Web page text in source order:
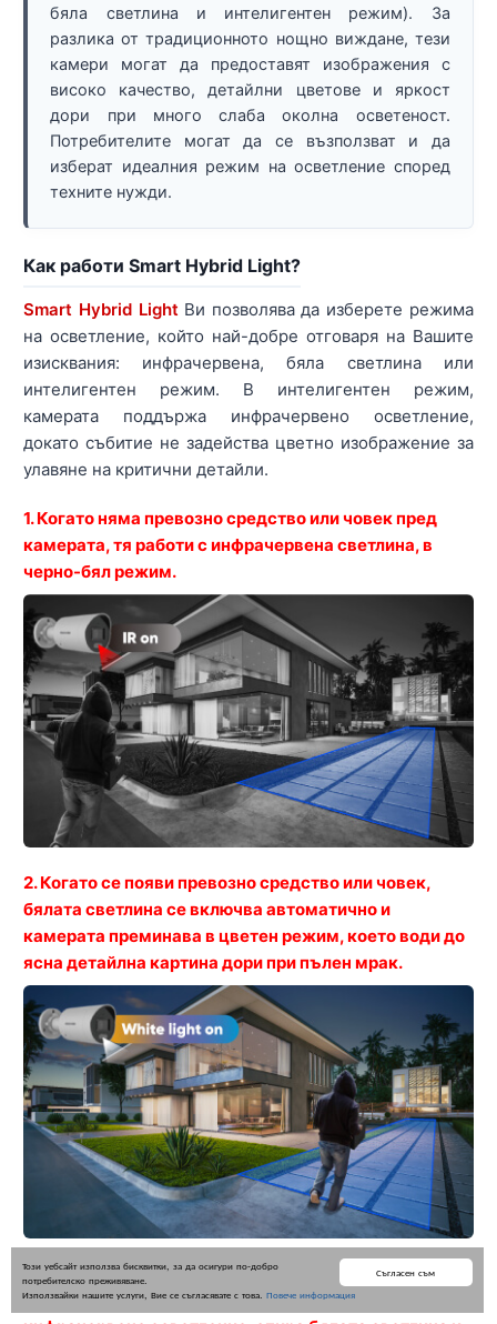
Съгласен съм
Този уебсайт използва бисквитки, за да осигури по-добро
потребителско преживяване.
Използвайки нашите услуги, Вие се съгласявате с това. Повече информация
бяла светлина и интелигентен режим). За
разлика от традиционното нощно виждане, тези
камери могат да предоставят изображения с
високо качество, детайлни цветове и яркост
дори при много слаба околна осветеност.
Потребителите могат да се възползват и да
изберат идеалния режим на осветление според
техните нужди.
Как работи Smart Hybrid Light?
Smart Hybrid LightВи позволява да изберете режима
на осветление, който най-добре отговаря на Вашите
изисквания: инфрачервена, бяла светлина или
интелигентен режим. В интелигентен режим,
камерата поддържа инфрачервено осветление,
докато събитие не задейства цветно изображение за
улавяне на критични детайли.
1. Когато няма превозно средство или човек пред
камерата, тя работи с инфрачервена светлина, в
черно-бял режим.
2. Когато се появи превозно средство или човек,
бялата светлина се включва автоматично и
камерата преминава в цветен режим, което води до
ясна детайлна картина дори при пълен мрак.
3. Когато превозното средство или човек напусне
обсега на камерата, тя превключва обратно към